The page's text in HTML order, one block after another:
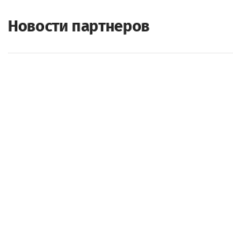
Новости партнеров